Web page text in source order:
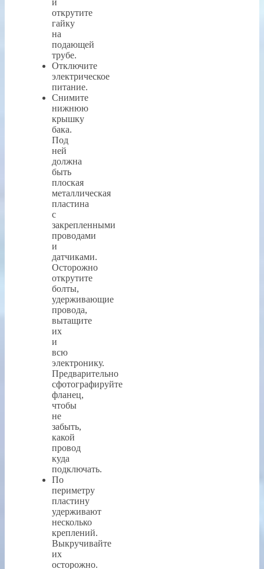
и
открутите
гайку
на
подающей
трубе.
Отключите
электрическое
питание.
Снимите
нижнюю
крышку
бака.
Под
ней
должна
быть
плоская
металлическая
пластина
с
закрепленными
проводами
и
датчиками.
Осторожно
открутите
болты,
удерживающие
провода,
вытащите
их
и
всю
электронику.
Предварительно
сфотографируйте
фланец,
чтобы
не
забыть,
какой
провод
куда
подключать.
По
периметру
пластину
удерживают
несколько
креплений.
Выкручивайте
их
осторожно.